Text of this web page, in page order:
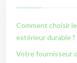
Comment choisir
extérieur durable ?
Votre fournisseur